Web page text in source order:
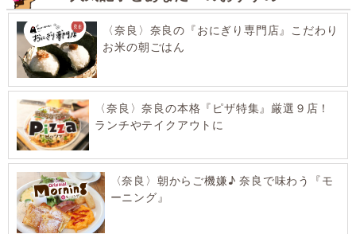
〈奈良〉奈良の『おにぎり専門店』こだわり
お米の朝ごはん
〈奈良〉奈良の本格『ピザ特集』厳選９店！
ランチやテイクアウトに
〈奈良〉朝からご機嫌♪ 奈良で味わう『モ
ーニング』